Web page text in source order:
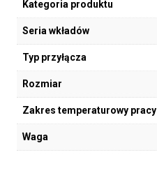
Kategoria produktu
Seria wkładów
Typ przyłącza
Rozmiar
Zakres temperaturowy pracy
Waga